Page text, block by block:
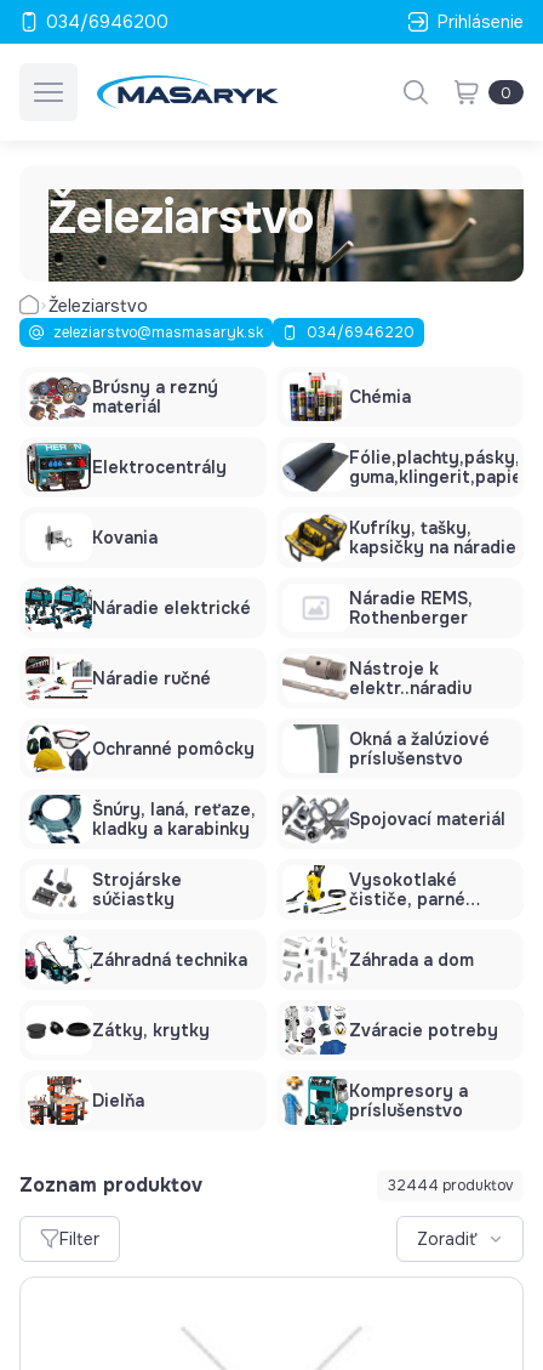
034/6946200 Prihlásenie
0
Železiarstvo
Železiarstvo
zeleziarstvo@masmasaryk.sk 034/6946220
Brúsny a rezný
materiál
Chémia
Elektrocentrály
guma,klingerit,papier
Kovania
Kufríky, tašky,
kapsičky na náradie
Náradie elektrické
Náradie REMS,
Rothenberger
Náradie ručné
Nástroje k
elektr..náradiu
Ochranné pomôcky
Okná a žalúziové
príslušenstvo
Šnúry, laná, reťaze,
kladky a karabinky
Spojovací materiál
Strojárske
súčiastky
Vysokotlaké
čističe, parné
Záhradná technika
Záhrada a dom
Zátky, krytky Zváracie potreby
Dielňa
Kompresory a
príslušenstvo
Zoznam produktov 32444 produktov
Filter Zoradiť